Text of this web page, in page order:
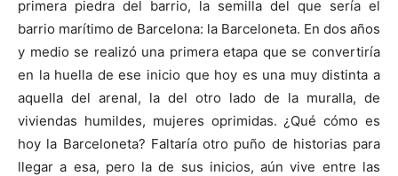
primera piedra del barrio, la semilla del que sería el
barrio marítimo de Barcelona: la Barceloneta. En dos años
y medio se realizó una primera etapa que se convertiría
en la huella de ese inicio que hoy es una muy distinta a
aquella del arenal, la del otro lado de la muralla, de
viviendas humildes, mujeres oprimidas. ¿Qué cómo es
hoy la Barceloneta? Faltaría otro puño de historias para
llegar a esa, pero la de sus inicios, aún vive entre las